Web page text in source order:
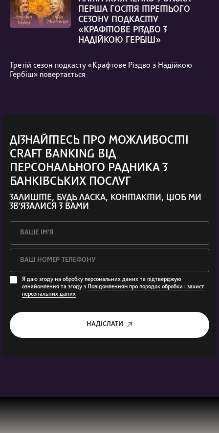
ПЕРША ГОСТЯ ТРЕТЬОГО
СЕЗОНУ ПОДКАСТУ
«КРАФТОВЕ РІЗДВО З
НАДІЙКОЮ ГЕРБІШ»
Третій сезон подкасту «Крафтове Різдво з Надійкою
Гербіш» повертається
ДІЗНАЙТЕСЬ ПРО МОЖЛИВОСТІ
CRAFT BANKING ВІД
ПЕРСОНАЛЬНОГО РАДНИКА З
БАНКІВСЬКИХ ПОСЛУГ
ЗАЛИШТЕ, БУДЬ ЛАСКА, КОНТАКТИ, ЩОБ МИ
ЗВ’ЯЗАЛИСЯ З ВАМИ
Я даю згоду на обробку персональних даних та підтверджую
ознайомлення та згоду з Повідомленням про порядок обробки і захист
персональних даних
НАДІСЛАТИ